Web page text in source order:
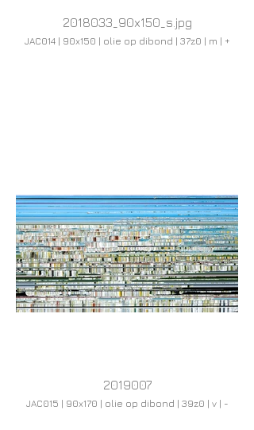
2018033_90x150_s.jpg
JAC014 | 90x150 | olie op dibond | 37z0 | m | +
2019007
JAC015 | 90x170 | olie op dibond | 39z0 | v | -